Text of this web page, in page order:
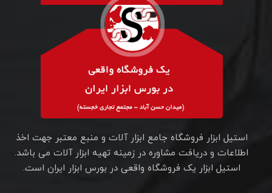
استیل ابزار فروشگاه جامع ابزار آلات و منبع معتبر جهت اخذ
اطلاعات و دریافت مشاوره در زمینه تهیه ابزار آلات می باشد.
استیل ابزار یک فروشگاه واقعی در بورس ابزار ایران است.